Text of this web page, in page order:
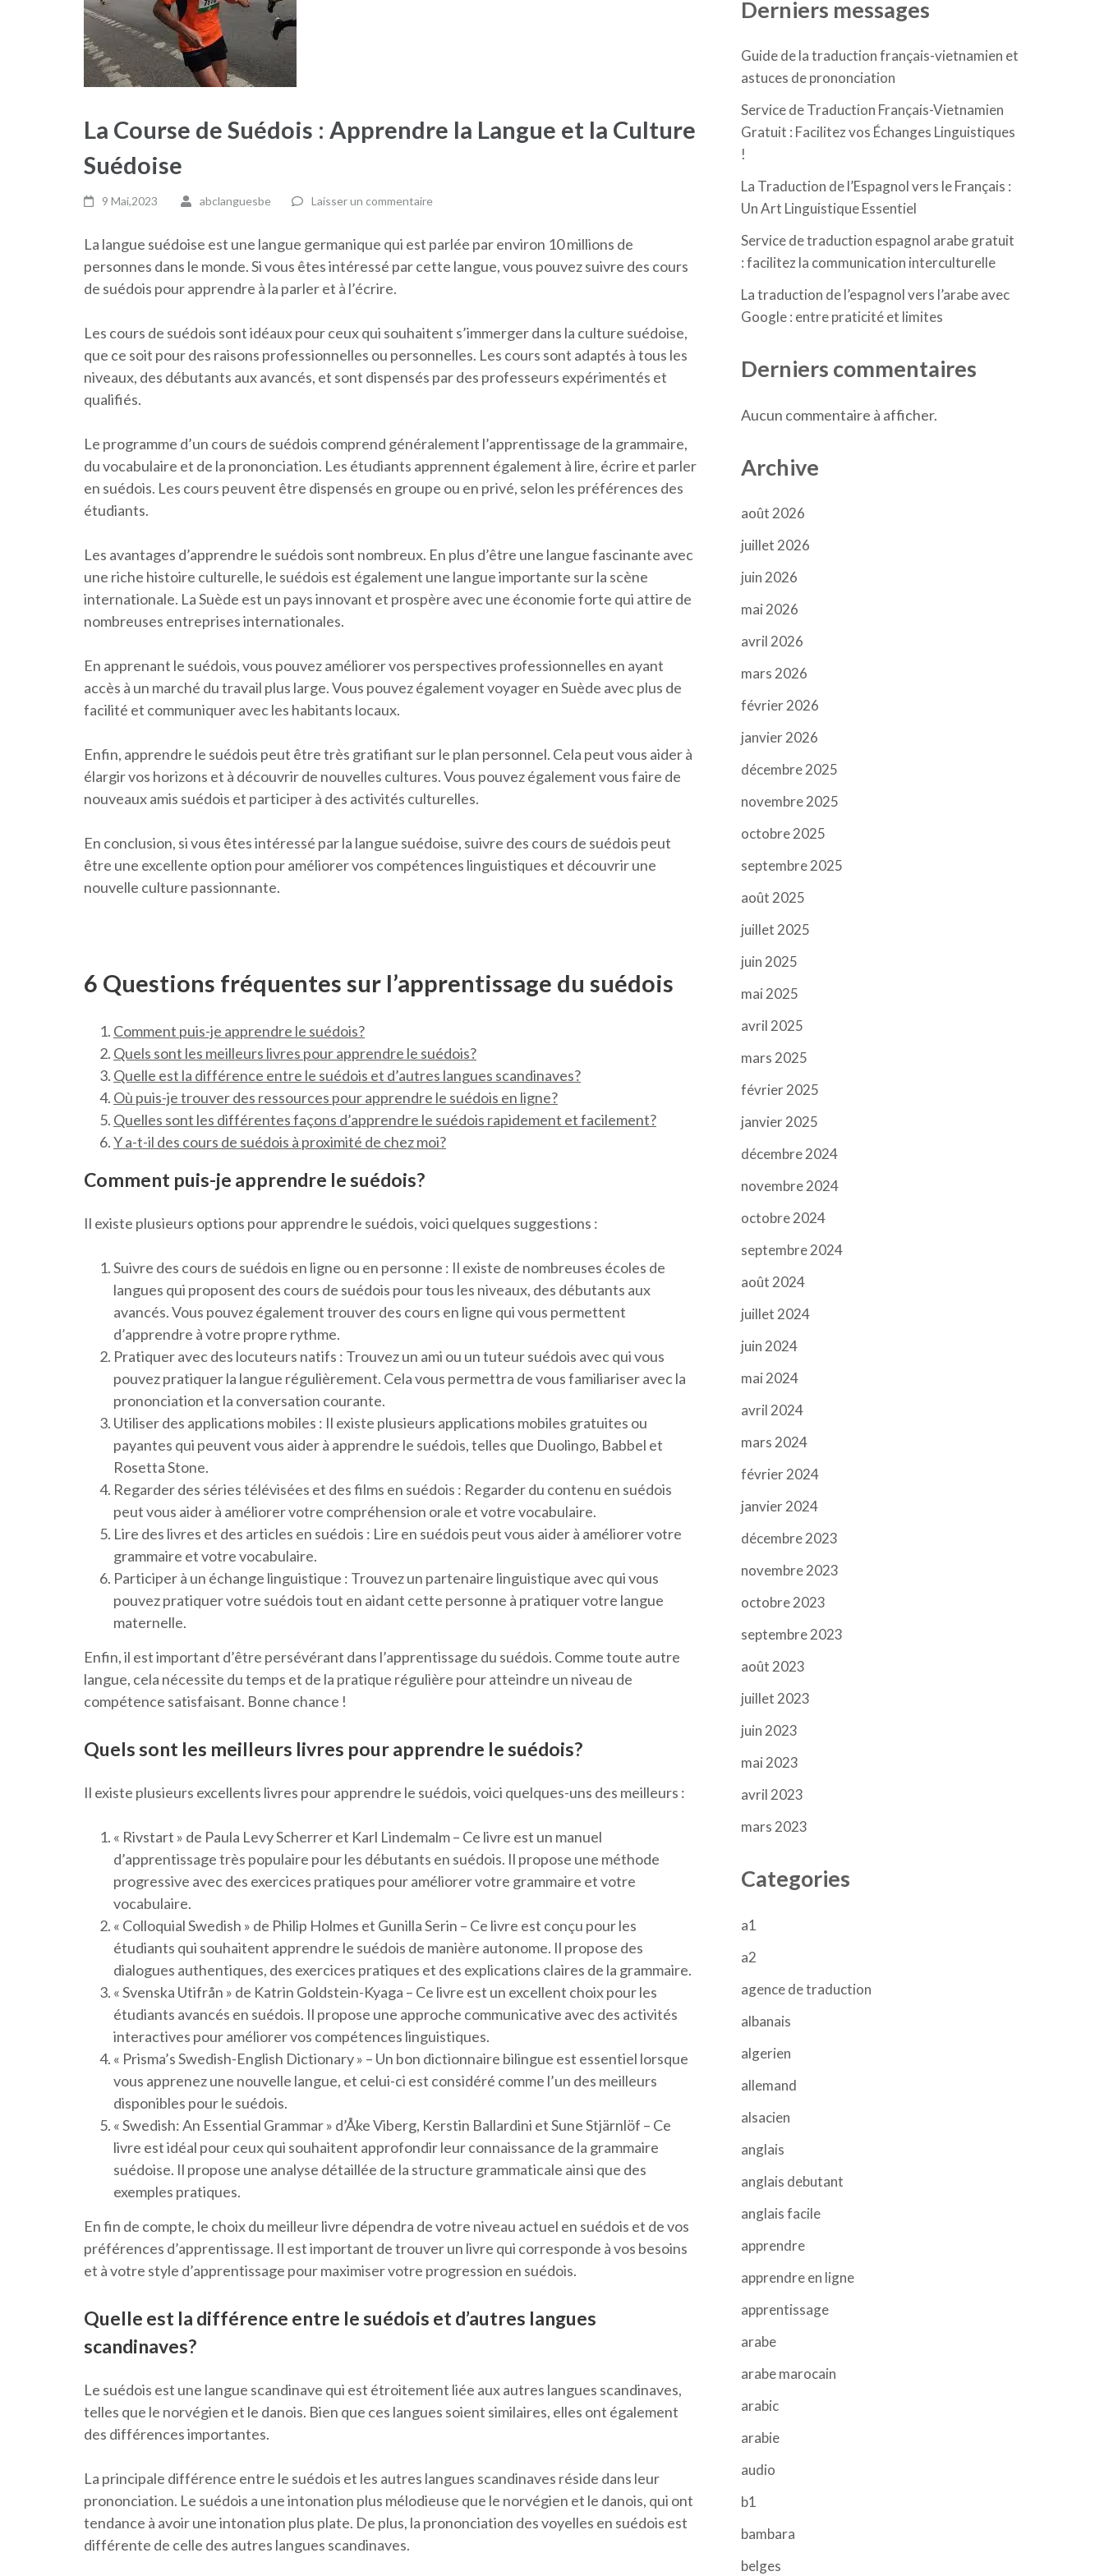
La Course de Suédois : Apprendre la Langue et la Culture
Suédoise
9 Mai,2023 abclanguesbe Laisser un commentaire
La langue suédoise est une langue germanique qui est parlée par environ 10 millions de
personnes dans le monde. Si vous êtes intéressé par cette langue, vous pouvez suivre des cours
de suédois pour apprendre à la parler et à l’écrire.
Les cours de suédois sont idéaux pour ceux qui souhaitent s’immerger dans la culture suédoise,
que ce soit pour des raisons professionnelles ou personnelles. Les cours sont adaptés à tous les
niveaux, des débutants aux avancés, et sont dispensés par des professeurs expérimentés et
qualifiés.
Le programme d’un cours de suédois comprend généralement l’apprentissage de la grammaire,
du vocabulaire et de la prononciation. Les étudiants apprennent également à lire, écrire et parler
en suédois. Les cours peuvent être dispensés en groupe ou en privé, selon les préférences des
étudiants.
Les avantages d’apprendre le suédois sont nombreux. En plus d’être une langue fascinante avec
une riche histoire culturelle, le suédois est également une langue importante sur la scène
internationale. La Suède est un pays innovant et prospère avec une économie forte qui attire de
nombreuses entreprises internationales.
En apprenant le suédois, vous pouvez améliorer vos perspectives professionnelles en ayant
accès à un marché du travail plus large. Vous pouvez également voyager en Suède avec plus de
facilité et communiquer avec les habitants locaux.
Enfin, apprendre le suédois peut être très gratifiant sur le plan personnel. Cela peut vous aider à
élargir vos horizons et à découvrir de nouvelles cultures. Vous pouvez également vous faire de
nouveaux amis suédois et participer à des activités culturelles.
En conclusion, si vous êtes intéressé par la langue suédoise, suivre des cours de suédois peut
être une excellente option pour améliorer vos compétences linguistiques et découvrir une
nouvelle culture passionnante.
6 Questions fréquentes sur l’apprentissage du suédois
Comment puis-je apprendre le suédois?
Quels sont les meilleurs livres pour apprendre le suédois?
Quelle est la différence entre le suédois et d’autres langues scandinaves?
Où puis-je trouver des ressources pour apprendre le suédois en ligne?
Quelles sont les différentes façons d’apprendre le suédois rapidement et facilement?
Y a-t-il des cours de suédois à proximité de chez moi?
Comment puis-je apprendre le suédois?
Il existe plusieurs options pour apprendre le suédois, voici quelques suggestions :
Suivre des cours de suédois en ligne ou en personne : Il existe de nombreuses écoles de
langues qui proposent des cours de suédois pour tous les niveaux, des débutants aux
avancés. Vous pouvez également trouver des cours en ligne qui vous permettent
d’apprendre à votre propre rythme.
Pratiquer avec des locuteurs natifs : Trouvez un ami ou un tuteur suédois avec qui vous
pouvez pratiquer la langue régulièrement. Cela vous permettra de vous familiariser avec la
prononciation et la conversation courante.
Utiliser des applications mobiles : Il existe plusieurs applications mobiles gratuites ou
payantes qui peuvent vous aider à apprendre le suédois, telles que Duolingo, Babbel et
Rosetta Stone.
Regarder des séries télévisées et des films en suédois : Regarder du contenu en suédois
peut vous aider à améliorer votre compréhension orale et votre vocabulaire.
Lire des livres et des articles en suédois : Lire en suédois peut vous aider à améliorer votre
grammaire et votre vocabulaire.
Participer à un échange linguistique : Trouvez un partenaire linguistique avec qui vous
pouvez pratiquer votre suédois tout en aidant cette personne à pratiquer votre langue
maternelle.
Enfin, il est important d’être persévérant dans l’apprentissage du suédois. Comme toute autre
langue, cela nécessite du temps et de la pratique régulière pour atteindre un niveau de
compétence satisfaisant. Bonne chance !
Quels sont les meilleurs livres pour apprendre le suédois?
Il existe plusieurs excellents livres pour apprendre le suédois, voici quelques-uns des meilleurs :
« Rivstart » de Paula Levy Scherrer et Karl Lindemalm – Ce livre est un manuel
d’apprentissage très populaire pour les débutants en suédois. Il propose une méthode
progressive avec des exercices pratiques pour améliorer votre grammaire et votre
vocabulaire.
« Colloquial Swedish » de Philip Holmes et Gunilla Serin – Ce livre est conçu pour les
étudiants qui souhaitent apprendre le suédois de manière autonome. Il propose des
dialogues authentiques, des exercices pratiques et des explications claires de la grammaire.
« Svenska Utifrån » de Katrin Goldstein-Kyaga – Ce livre est un excellent choix pour les
étudiants avancés en suédois. Il propose une approche communicative avec des activités
interactives pour améliorer vos compétences linguistiques.
« Prisma’s Swedish-English Dictionary » – Un bon dictionnaire bilingue est essentiel lorsque
vous apprenez une nouvelle langue, et celui-ci est considéré comme l’un des meilleurs
disponibles pour le suédois.
« Swedish: An Essential Grammar » d’Åke Viberg, Kerstin Ballardini et Sune Stjärnlöf – Ce
livre est idéal pour ceux qui souhaitent approfondir leur connaissance de la grammaire
suédoise. Il propose une analyse détaillée de la structure grammaticale ainsi que des
exemples pratiques.
En fin de compte, le choix du meilleur livre dépendra de votre niveau actuel en suédois et de vos
préférences d’apprentissage. Il est important de trouver un livre qui corresponde à vos besoins
et à votre style d’apprentissage pour maximiser votre progression en suédois.
Quelle est la différence entre le suédois et d’autres langues
scandinaves?
Le suédois est une langue scandinave qui est étroitement liée aux autres langues scandinaves,
telles que le norvégien et le danois. Bien que ces langues soient similaires, elles ont également
des différences importantes.
La principale différence entre le suédois et les autres langues scandinaves réside dans leur
prononciation. Le suédois a une intonation plus mélodieuse que le norvégien et le danois, qui ont
tendance à avoir une intonation plus plate. De plus, la prononciation des voyelles en suédois est
différente de celle des autres langues scandinaves.
Derniers messages
Guide de la traduction français-vietnamien et
astuces de prononciation
Service de Traduction Français-Vietnamien
Gratuit : Facilitez vos Échanges Linguistiques
!
La Traduction de l’Espagnol vers le Français :
Un Art Linguistique Essentiel
Service de traduction espagnol arabe gratuit
: facilitez la communication interculturelle
La traduction de l’espagnol vers l’arabe avec
Google : entre praticité et limites
Derniers commentaires
Aucun commentaire à afficher.
Archive
août 2026
juillet 2026
juin 2026
mai 2026
avril 2026
mars 2026
février 2026
janvier 2026
décembre 2025
novembre 2025
octobre 2025
septembre 2025
août 2025
juillet 2025
juin 2025
mai 2025
avril 2025
mars 2025
février 2025
janvier 2025
décembre 2024
novembre 2024
octobre 2024
septembre 2024
août 2024
juillet 2024
juin 2024
mai 2024
avril 2024
mars 2024
février 2024
janvier 2024
décembre 2023
novembre 2023
octobre 2023
septembre 2023
août 2023
juillet 2023
juin 2023
mai 2023
avril 2023
mars 2023
Categories
a1
a2
agence de traduction
albanais
algerien
allemand
alsacien
anglais
anglais debutant
anglais facile
apprendre
apprendre en ligne
apprentissage
arabe
arabe marocain
arabic
arabie
audio
b1
bambara
belges